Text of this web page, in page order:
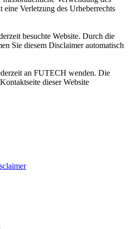
Verletzung des Urheberrechts
besuchte Website. Durch die
Sie diesem Disclaimer automatisch
an FUTECH wenden. Die
dieser Website